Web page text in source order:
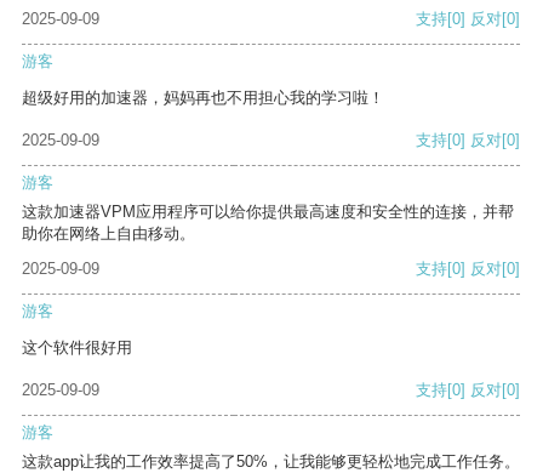
2025-09-09 支持[0] 反对[0]
游客
超级好用的加速器，妈妈再也不用担心我的学习啦！
2025-09-09 支持[0] 反对[0]
游客
这款加速器VPM应用程序可以给你提供最高速度和安全性的连接，并帮
助你在网络上自由移动。
2025-09-09
支持[0] 反对[0]
游客
这个软件很好用
2025-09-09 支持[0] 反对[0]
游客
这款app让我的工作效率提高了50%，让我能够更轻松地完成工作任务。